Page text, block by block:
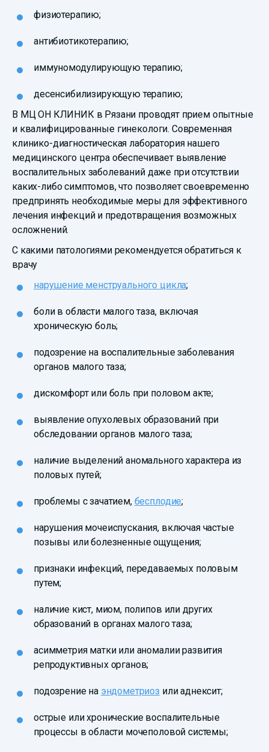
физиотерапию;
антибиотикотерапию;
иммуномодулирующую терапию;
десенсибилизирующую терапию;
В МЦ ОН КЛИНИК в Рязани проводят прием опытные
и квалифицированные гинекологи. Современная
клинико-диагностическая лаборатория нашего
медицинского центра обеспечивает выявление
воспалительных заболеваний даже при отсутствии
каких-либо симптомов, что позволяет своевременно
предпринять необходимые меры для эффективного
лечения инфекций и предотвращения возможных
осложнений.
С какими патологиями рекомендуется обратиться к
врачу
нарушение менструального цикла;
боли в области малого таза, включая
хроническую боль;
подозрение на воспалительные заболевания
органов малого таза;
дискомфорт или боль при половом акте;
выявление опухолевых образований при
обследовании органов малого таза;
наличие выделений аномального характера из
половых путей;
проблемы с зачатием, бесплодие;
нарушения мочеиспускания, включая частые
позывы или болезненные ощущения;
признаки инфекций, передаваемых половым
путем;
наличие кист, миом, полипов или других
образований в органах малого таза;
асимметрия матки или аномалии развития
репродуктивных органов;
подозрение на эндометриоз или аднексит;
острые или хронические воспалительные
процессы в области мочеполовой системы;